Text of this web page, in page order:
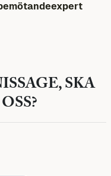
SKA